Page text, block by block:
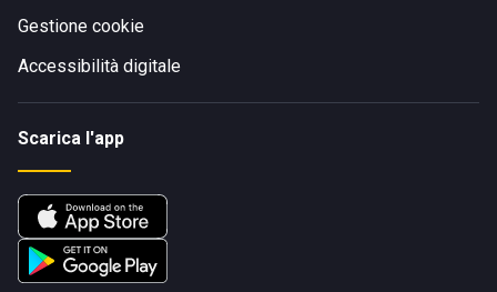
Gestione cookie
Accessibilità digitale
Scarica l'app